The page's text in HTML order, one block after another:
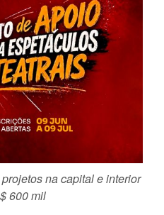
na capital e interior
600 mil